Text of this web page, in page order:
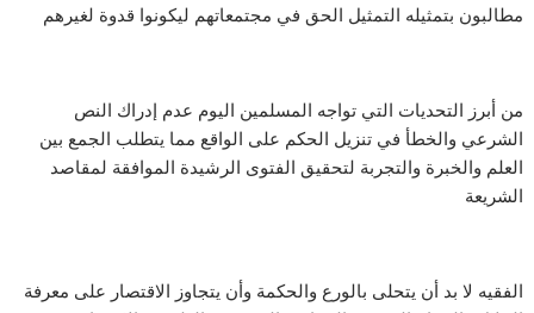
مطالبون بتمثيله التمثيل الحق في مجتمعاتهم ليكونوا قدوة لغيرهم
من أبرز التحديات التي تواجه المسلمين اليوم عدم إدراك النص
الشرعي والخطأ في تنزيل الحكم على الواقع مما يتطلب الجمع بين
العلم والخبرة والتجربة لتحقيق الفتوى الرشيدة الموافقة لمقاصد
الشريعة
الفقيه لا بد أن يتحلى بالورع والحكمة وأن يتجاوز الاقتصار على معرفة